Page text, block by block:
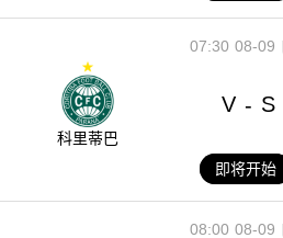
08-09
07:30
科里蒂巴
V - S
即将开始
08-09
08:00